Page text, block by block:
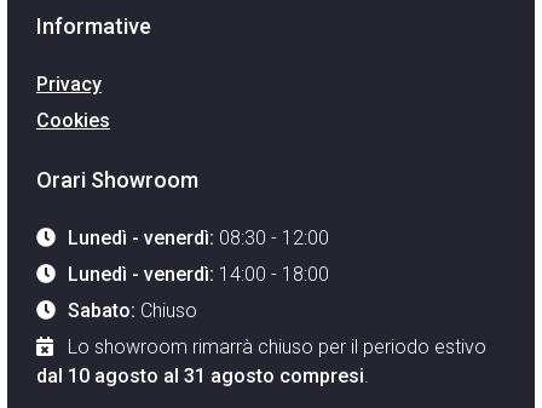
Informative
Privacy
Cookies
Orari Showroom
Lunedì - venerdì: 08:30 - 12:00
Lunedì - venerdì: 14:00 - 18:00
Sabato: Chiuso
Lo showroom rimarrà chiuso per il periodo estivo
dal 10 agosto al 31 agosto compresi.